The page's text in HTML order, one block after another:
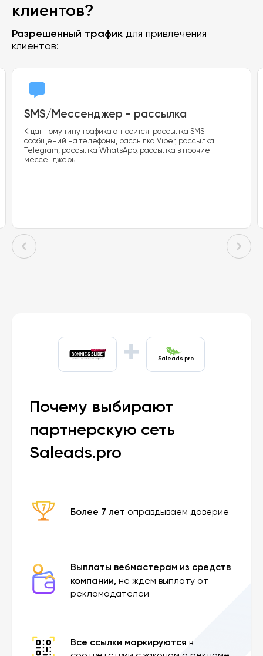
клиентов?
Разрешенный трафик для привлечения
клиентов:
SMS/Мессенджер - рассылка
К данному типу трафика относится: рассылка SMS
сообщений на телефоны, рассылка Viber, рассылка
Telegram, рассылка WhatsApp, рассылка в прочие
мессенджеры
+ Saleads.pro
Почему выбирают
партнерскую сеть
Saleads.pro
Более 7 лет оправдываем доверие
Выплаты вебмастерам из средств
компании, не ждем выплату от
рекламодателей
Все ссылки маркируются в